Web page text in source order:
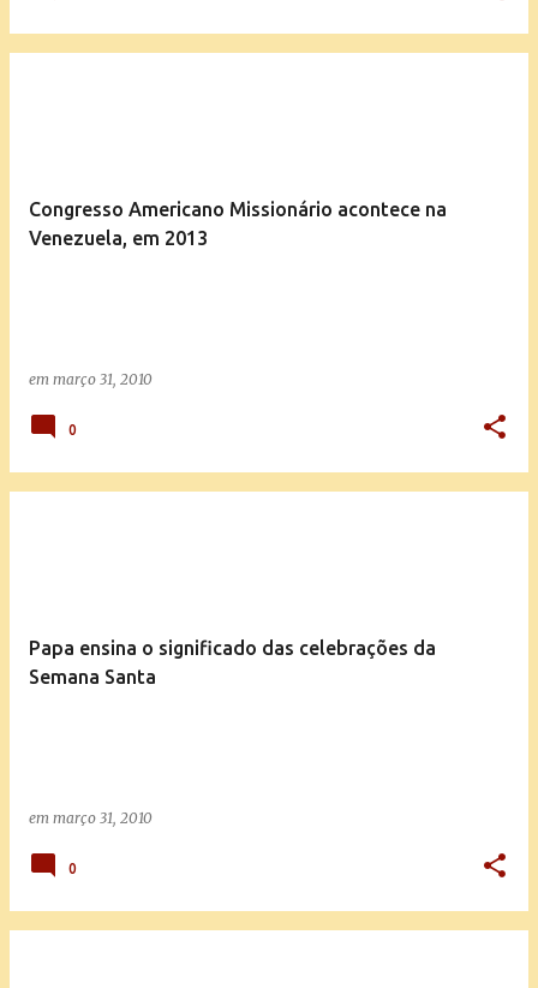
Congresso Americano Missionário acontece na
Venezuela, em 2013
em março 31, 2010
0
Papa ensina o significado das celebrações da
Semana Santa
em março 31, 2010
0